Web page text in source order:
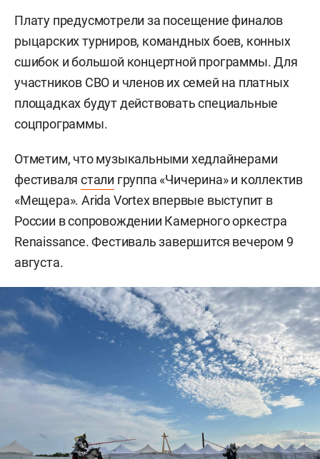
Плату предусмотрели за посещение финалов
рыцарских турниров, командных боев, конных
сшибок и большой концертной программы. Для
участников СВО и членов их семей на платных
площадках будут действовать специальные
соцпрограммы.
Отметим, что музыкальными хедлайнерами
фестивалястали группа «Чичерина» и коллектив
«Мещера». Arida Vortex впервые выступит в
России в сопровождении Камерного оркестра
Renaissance. Фестиваль завершится вечером 9
августа.